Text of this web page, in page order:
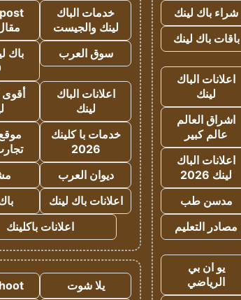
شراء باك لينك
باقات باك لينك
اعلانات الباك
لينك
اشراق العالم
عالم كبير
اعلانات الباك
لينك 2026
مدسن طب
مصادر التعليم
يو ان بي
الرياضي
خدمات الباك
لينك والجيست
سوق العرب
باك
اعلانات الباك
لينك
أقوى
خدمات با كلينك
2026
ديوان العرب
اعلانات باك لينك
اعلانات باكلينك
يلا شوت